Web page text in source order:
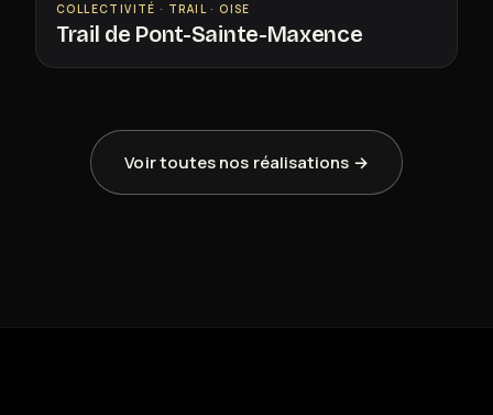
COLLECTIVITÉ · TRAIL · OISE
Trail de Pont-Sainte-Maxence
Voir toutes nos réalisations →